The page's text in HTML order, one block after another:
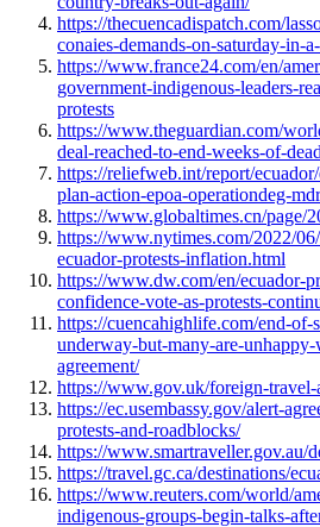
https://thecuencadispatch.com/
conaies-demands-on-saturday-in-
https://www.france24.com/en/
government-indigenous-leaders-
protests
https://www.theguardian.com/
deal-reached-to-end-weeks-of-
https://reliefweb.int/report/
plan-action-epoa-operationdeg-
https://www.globaltimes.cn/page/
https://www.nytimes.com/2022/
ecuador-protests-inflation.html
https://www.dw.com/en/ecuador-
confidence-vote-as-protests-
https://cuencahighlife.com/end-of-
underway-but-many-are-
agreement/
https://www.gov.uk/foreign-travel-
https://ec.usembassy.gov/alert-
protests-and-roadblocks/
https://www.smartraveller.gov.au/
https://travel.gc.ca/destinations/
https://www.reuters.com/world/
indigenous-groups-begin-talks-